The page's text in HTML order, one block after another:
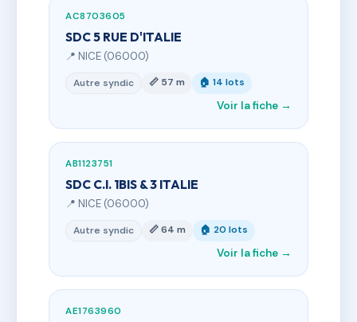
AC8703605
SDC 5 RUE D'ITALIE
📍 NICE (06000)
Autre syndic 📏 57 m 🏠 14 lots
Voir la fiche →
AB1123751
SDC C.I. 1BIS & 3 ITALIE
📍 NICE (06000)
Autre syndic 📏 64 m 🏠 20 lots
Voir la fiche →
AE1763960